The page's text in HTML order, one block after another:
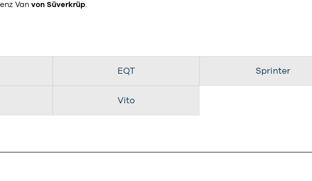
Van von Süverkrüp.
EQT Sprinter
Vito